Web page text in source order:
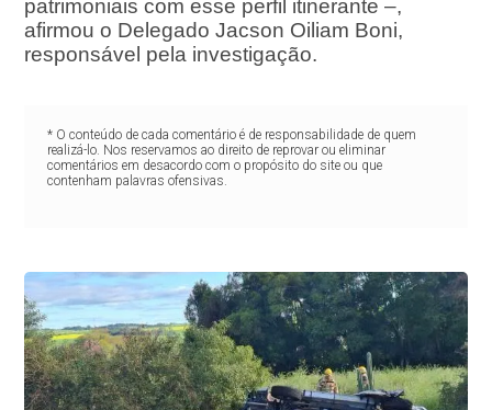
patrimoniais com esse perfil itinerante –,
afirmou o Delegado Jacson Oiliam Boni,
responsável pela investigação.
* O conteúdo de cada comentário é de responsabilidade de quem
realizá-lo. Nos reservamos ao direito de reprovar ou eliminar
comentários em desacordo com o propósito do site ou que
contenham palavras ofensivas.